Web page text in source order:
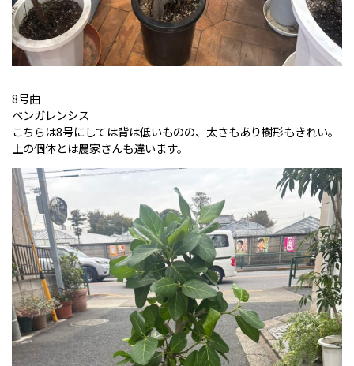
8号曲
ベンガレンシス
こちらは8号にしては背は低いものの、太さもあり樹形もきれい。
上の個体とは農家さんも違います。